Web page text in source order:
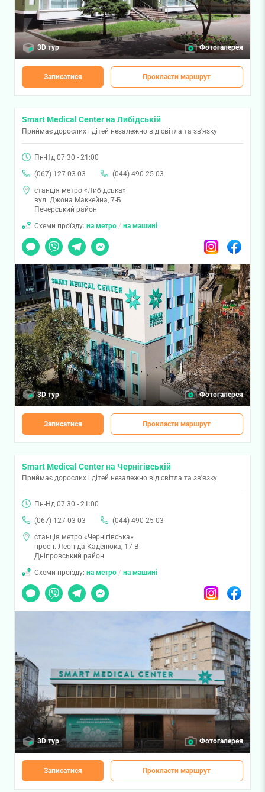
3D тур Фотогалерея
Записатися Прокласти маршрут
Smart Medical Center на Либідській
Приймає дорослих і дітей незалежно від світла та зв'язку
Пн-Нд 07:30 - 21:00
(067) 127-03-03
(044) 490-25-03
станція метро «Либідська»
вул. Джона Маккейна, 7-Б
Печерський район
Схеми проїзду: на метро / на машині
Чат
Viber TelegramMessenger InstagramFacebook
3D тур Фотогалерея
Записатися Прокласти маршрут
Smart Medical Center на Чернігівській
Приймає дорослих і дітей незалежно від світла та зв'язку
Пн-Нд 07:30 - 21:00
(067) 127-03-03
(044) 490-25-03
станція метро «Чернігівська»
просп. Леоніда Каденюка, 17-В
Дніпровський район
Схеми проїзду: на метро / на машині
Чат
Viber TelegramMessenger InstagramFacebook
3D тур Фотогалерея
Записатися Прокласти маршрут